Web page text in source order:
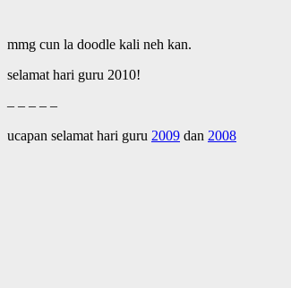
mmg cun la doodle kali neh kan.
selamat hari guru 2010!
– – – – –
ucapan selamat hari guru 2009 dan 2008